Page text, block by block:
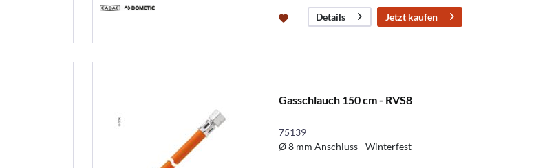
Details Jetzt kaufen
Gasschlauch 150 cm - RVS8
75139
Ø 8 mm Anschluss - Winterfest